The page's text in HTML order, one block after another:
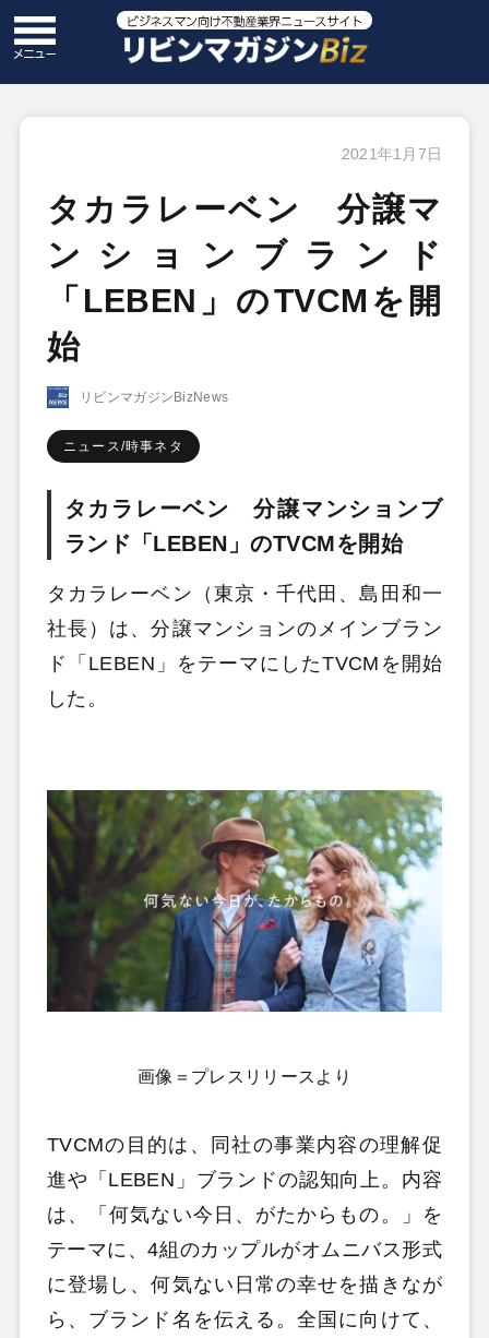
2021年1月7日
タカラレーベン 分譲マ
ンションブランド
「LEBEN」のTVCMを開
始
リビンマガジンBizNews
ニュース/時事ネタ
タカラレーベン 分譲マンションブ
ランド「LEBEN」のTVCMを開始
タカラレーベン（東京・千代田、島田和一
社長）は、分譲マンションのメインブラン
ド「LEBEN」をテーマにしたTVCMを開始
した。
画像＝プレスリリースより
TVCMの目的は、同社の事業内容の理解促
進や「LEBEN」ブランドの認知向上。内容
は、「何気ない今日、がたからもの。」を
テーマに、4組のカップルがオムニバス形式
に登場し、何気ない日常の幸せを描きなが
ら、ブランド名を伝える。全国に向けて、